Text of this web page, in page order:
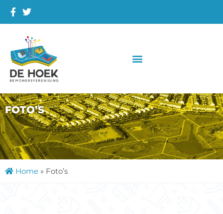
FOTO’S
Home » Foto’s